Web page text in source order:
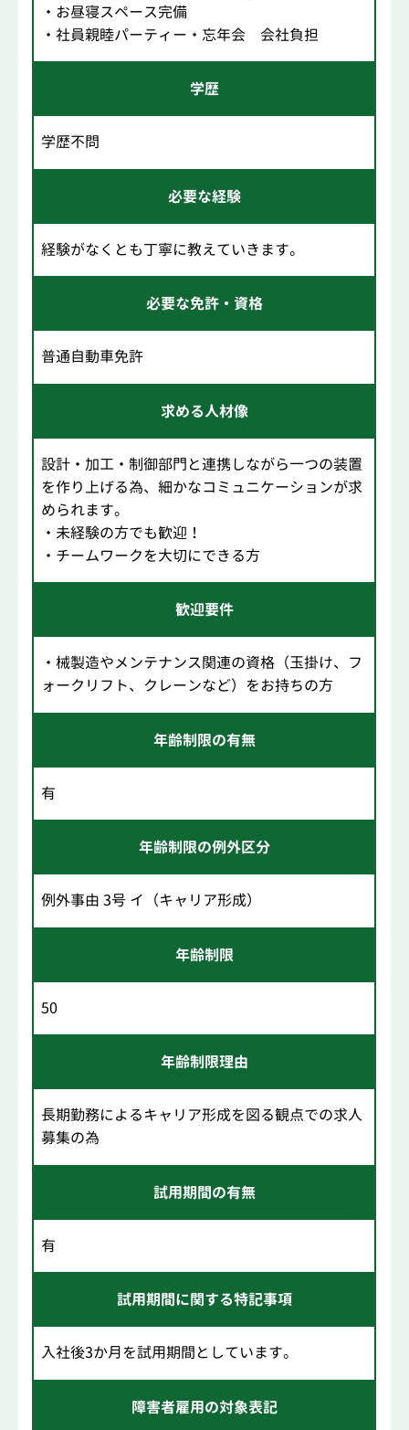
・お昼寝スペース完備
・社員親睦パーティー・忘年会 会社負担
学歴
学歴不問
必要な経験
経験がなくとも丁寧に教えていきます。
必要な免許・資格
普通自動車免許
求める人材像
設計・加工・制御部門と連携しながら一つの装置
を作り上げる為、細かなコミュニケーションが求
められます。
・未経験の方でも歓迎！
・チームワークを大切にできる方
歓迎要件
・械製造やメンテナンス関連の資格（玉掛け、フ
ォークリフト、クレーンなど）をお持ちの方
年齢制限の有無
有
年齢制限の例外区分
例外事由 3号 イ（キャリア形成）
年齢制限
50
年齢制限理由
長期勤務によるキャリア形成を図る観点での求人
募集の為
試用期間の有無
有
試用期間に関する特記事項
入社後3か月を試用期間としています。
障害者雇用の対象表記